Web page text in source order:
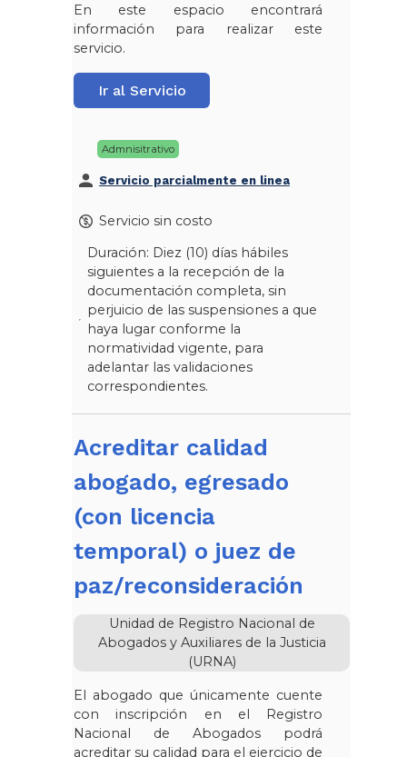
En este espacio encontrará
información para realizar este
servicio.
Ir al Servicio
Admnisitrativo
Servicio parcialmente en linea
Servicio sin costo
Duración: Diez (10) días hábiles
siguientes a la recepción de la
documentación completa, sin
perjuicio de las suspensiones a que
haya lugar conforme la
normatividad vigente, para
adelantar las validaciones
correspondientes.
Acreditar calidad
abogado, egresado
(con licencia
temporal) o juez de
paz/reconsideración
Unidad de Registro Nacional de
Abogados y Auxiliares de la Justicia
(URNA)
El abogado que únicamente cuente
con inscripción en el Registro
Nacional de Abogados podrá
acreditar su calidad para el ejercicio de